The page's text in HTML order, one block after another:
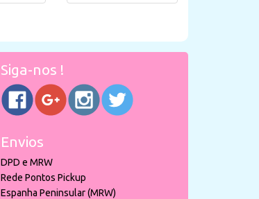
Siga-nos !
Envios
DPD e MRW
Rede Pontos Pickup
Espanha Peninsular (MRW)